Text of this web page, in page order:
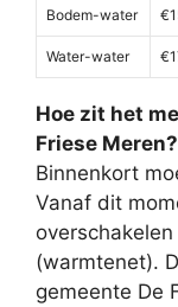
Bodem-water
Water-water
Hoe zit het
Friese Meren?
Binnenkort
Vanaf dit
(warmtenet).
gemeente De